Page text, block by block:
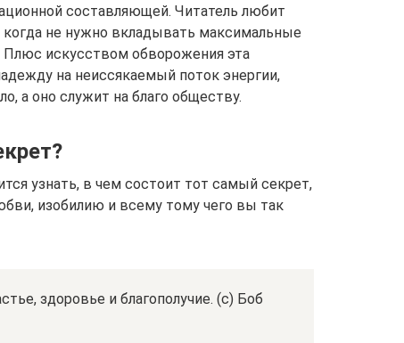
составляющей. Читатель любит
когда не нужно вкладывать максимальные
Плюс искусством обворожения эта
на неиссякаемый поток энергии,
а оно служит на благо обществу.
узнать, в чем состоит тот самый секрет,
изобилию и всему тому чего вы так
здоровье и благополучие. (с) Боб